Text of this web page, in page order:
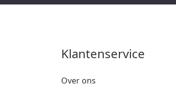
Klantenservice
Over ons